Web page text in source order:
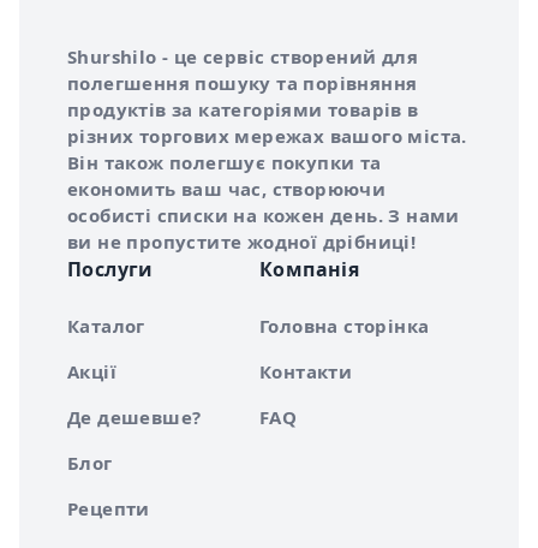
Про сервіс Shurshilo
Shurshilo - це сервіс створений для
полегшення пошуку та порівняння
продуктів за категоріями товарів в
різних торгових мережах вашого міста.
Він також полегшує покупки та
економить ваш час, створюючи
особисті списки на кожен день. З нами
ви не пропустите жодної дрібниці!
Послуги
Каталог
Акції
Де дешевше?
Блог
Рецепти
Компанія
Головна сторінка
Контакти
FAQ